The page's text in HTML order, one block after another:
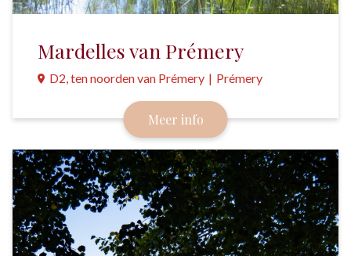
Mardelles van Prémery
D2, ten noorden van Prémery | Prémery
Met tientallen poeltjes en vijvers is dit bosmoeras
in de Nièvre een regionaal natuurreservaat.
Meer info